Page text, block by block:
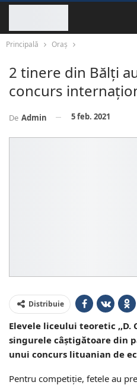
Principală Oraș
2 tinere din Bălți
concurs
De Admin 5 feb. 2021
Distribuie
Elevele liceului teoretic ,,D.
singurele câștigătoare din
unui concurs lituanian de
Pentru competiție, fetele au